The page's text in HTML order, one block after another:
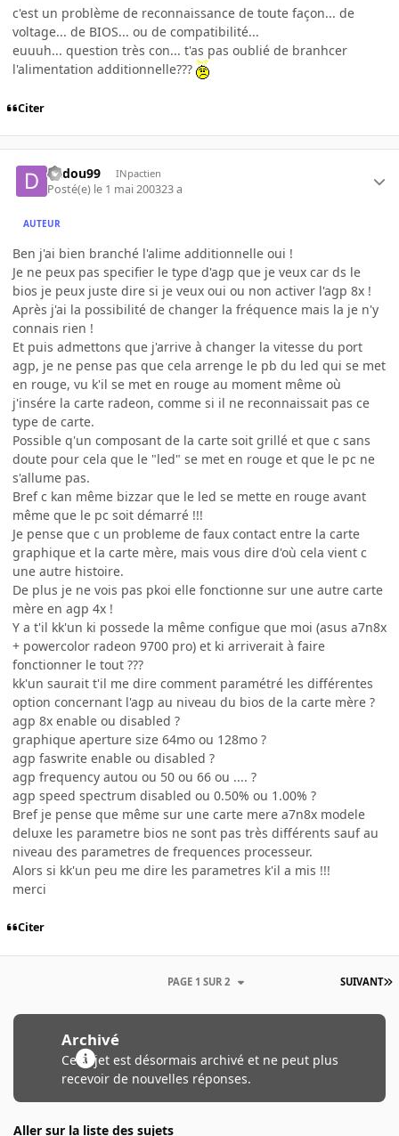
c'est un problème de reconnaissance de toute façon... de
voltage... de BIOS... ou de compatibilité...
euuuh... question très con... t'as pas oublié de branhcer
l'alimentation additionnelle???
Citer
dadou99 INpactien
Posté(e) le 1 mai 200323 a
AUTEUR
Ben j'ai bien branché l'alime additionnelle oui !
Je ne peux pas specifier le type d'agp que je veux car ds le
bios je peux juste dire si je veux oui ou non activer l'agp 8x !
Après j'ai la possibilité de changer la fréquence mais la je n'y
connais rien !
Et puis admettons que j'arrive à changer la vitesse du port
agp, je ne pense pas que cela arrenge le pb du led qui se met
en rouge, vu k'il se met en rouge au moment même où
j'insére la carte radeon, comme si il ne reconnaissait pas ce
type de carte.
Possible q'un composant de la carte soit grillé et que c sans
doute pour cela que le "led" se met en rouge et que le pc ne
s'allume pas.
Bref c kan même bizzar que le led se mette en rouge avant
même que le pc soit démarré !!!
Je pense que c un probleme de faux contact entre la carte
graphique et la carte mère, mais vous dire d'où cela vient c
une autre histoire.
De plus je ne vois pas pkoi elle fonctionne sur une autre carte
mère en agp 4x !
Y a t'il kk'un ki possede la même configue que moi (asus a7n8x
+ powercolor radeon 9700 pro) et ki arriverait à faire
fonctionner le tout ???
kk'un saurait t'il me dire comment paramétré les différentes
option concernant l'agp au niveau du bios de la carte mère ?
agp 8x enable ou disabled ?
graphique aperture size 64mo ou 128mo ?
agp faswrite enable ou disabled ?
agp frequency autou ou 50 ou 66 ou .... ?
agp speed spectrum disabled ou 0.50% ou 1.00% ?
Bref je pense que même sur une carte mere a7n8x modele
deluxe les parametre bios ne sont pas très différents sauf au
niveau des parametres de frequences processeur.
Alors si kk'un peu me dire les parametres k'il a mis !!!
merci
Citer
SUIVANT
PAGE 1 SUR 2
Archivé
Ce sujet est désormais archivé et ne peut plus
recevoir de nouvelles réponses.
Aller sur la liste des sujets